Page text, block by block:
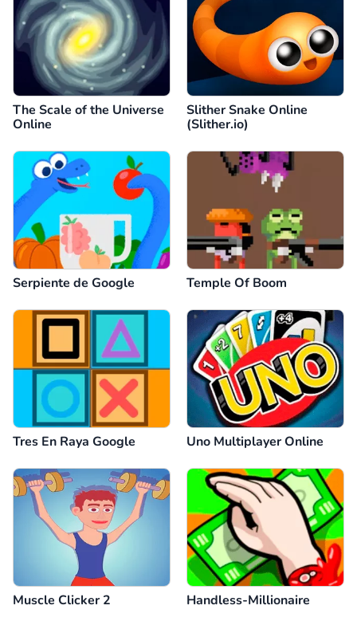
The Scale of the Universe
Online
Slither Snake Online
(Slither.io)
Serpiente de Google Temple Of Boom
Tres En Raya Google Uno Multiplayer Online
Muscle Clicker 2 Handless-Millionaire